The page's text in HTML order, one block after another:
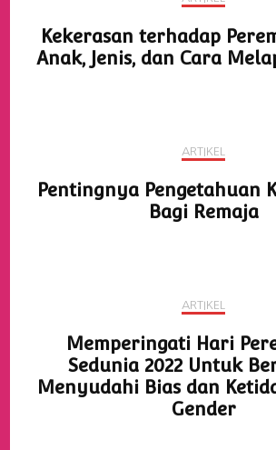
Kekerasan terhadap
Anak, Jenis, dan Cara
ARTIKEL
Pentingnya Pengetahuan
Bagi Remaja
ARTIKEL
Memperingati Hari
Sedunia 2022 Untuk
Menyudahi Bias dan
Gender